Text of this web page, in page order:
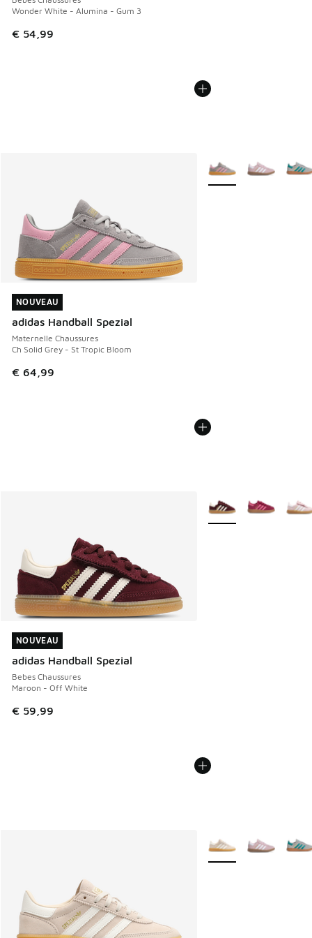
Wonder White - Alumina - Gum 3
€ 54,99
NOUVEAU
adidas Handball Spezial
Maternelle Chaussures
Ch Solid Grey - St Tropic Bloom
€ 64,99
NOUVEAU
Plus de couleurs
NOUVEAU
adidas Handball Spezial
Bebes Chaussures
Maroon - Off White
€ 59,99
NOUVEAU
Plus de couleurs
Plus de couleurs